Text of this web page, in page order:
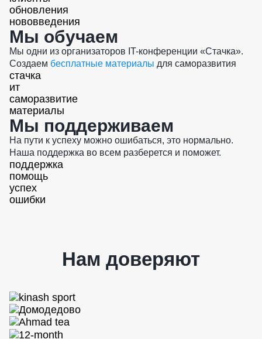
обновления
нововведения
Мы обучаем
Мы одни из организаторов IT-конференции «Стачка».
Создаем бесплатные материалы для саморазвития
стачка
ит
саморазвитие
материалы
Мы поддерживаем
На пути к успеху можно ошибаться, это нормально.
Наша поддержка во всем разберется и поможет.
поддержка
помощь
успех
ошибки
Нам доверяют